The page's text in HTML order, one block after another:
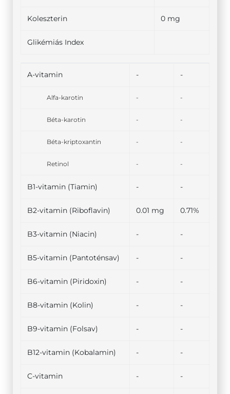
Koleszterin 0 mg
Glikémiás Index
A-vitamin - -
Alfa-karotin - -
Béta-karotin - -
Béta-kriptoxantin - -
Retinol - -
B1-vitamin (Tiamin) - -
B2-vitamin (Riboflavin) 0.01 mg 0.71%
B3-vitamin (Niacin) - -
B5-vitamin (Pantoténsav) - -
B6-vitamin (Piridoxin) - -
B8-vitamin (Kolin) - -
B9-vitamin (Folsav) - -
B12-vitamin (Kobalamin) - -
C-vitamin - -